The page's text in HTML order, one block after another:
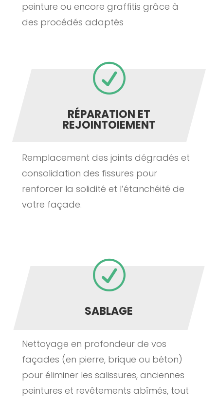
peinture ou encore graffitis grâce à
des procédés adaptés
R
RÉPARATION ET
REJOINTOIEMENT
Remplacement des joints dégradés et
consolidation des fissures pour
renforcer la solidité et l’étanchéité de
votre façade.
R
SABLAGE
Nettoyage en profondeur de vos
façades (en pierre, brique ou béton)
pour éliminer les salissures, anciennes
peintures et revêtements abîmés, tout